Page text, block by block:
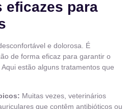
eficazes para
e dolorosa. É
de forma eficaz para garantir o
estão alguns tratamentos que
Muitas vezes, veterinários
que contêm antibióticos ou